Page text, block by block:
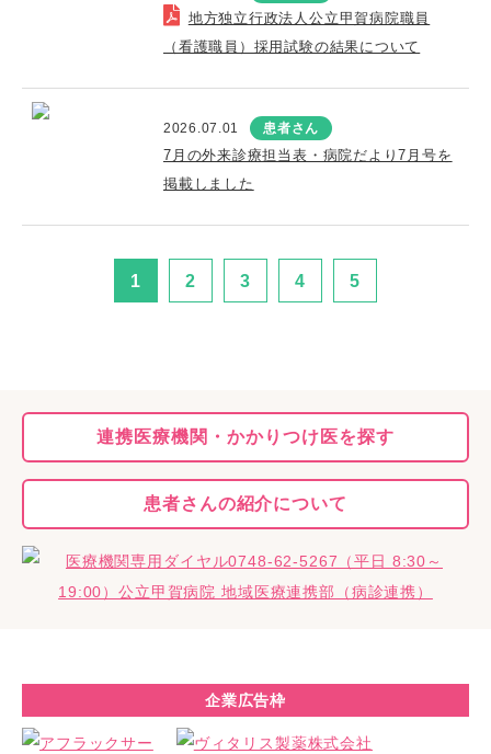
地方独立行政法人公立甲賀病院職員
（看護職員）採用試験の結果について
2026.07.01 患者さん
7月の外来診療担当表・病院だより7月号を
掲載しました
1 2 3 4 5
連携医療機関・かかりつけ医を探す
患者さんの紹介について
企業広告枠